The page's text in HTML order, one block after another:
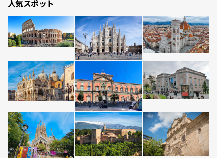
人気スポット